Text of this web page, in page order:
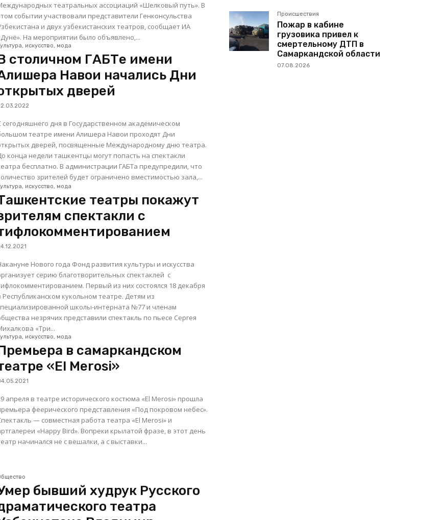
театральных ассоциаций «Шелковый путь». В
событии участвовали представители Генконсульства
и двух узбекистанских театров, сообщает ИА
На мероприятии было объявлено,...
искусство, мода
столичном ГАБТе имени
Навои начались Дни
дверей
сегодняшнего дня в Государственном академическом
театре имени Алишера Навои проходят Дни
дверей, посвященные Международному дню театра.
конца недели ташкентцы могут попасть на спектакли
бесплатно. В администрации ГАБТа предупредили, что
зрителей будет ограничено вместимостью зала,...
искусство, мода
театры покажут
спектакли с
Нового года Фонд развития культуры и искусства
серию благотворительных спектаклей с
Первый из них состоялся 18 декабря
Республиканском кукольном театре. Детям из
школы-интерната №77 и членам
незрячих представили спектакль по пьесе Сергея
«Три...
искусство, мода
в самаркандском
«El Merosi»
апреля в театре исторического костюма «El Merosi» прошла
феерического представления «Под покровом небес».
— совместная работа театра «El Merosi» и
«Happy Bird». Вопреки крылатой фразе, в этот день
начинался не с вешалки, а с выставки...
бывший худрук Русского
театра
Происшествия
Пожар в кабине
грузовика привел к
смертельному ДТП в
Самаркандской области
07.08.2026